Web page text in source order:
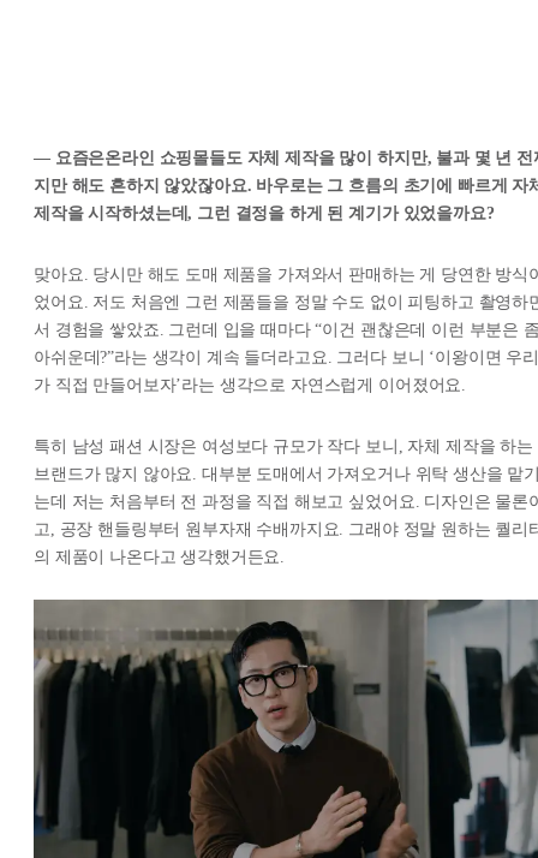
— 요즘은온라인 쇼핑몰들도 자체 제작을 많이 하지만, 불과 몇 년 전
지만 해도 흔하지 않았잖아요. 바우로는 그 흐름의 초기에 빠르게 자
제작을 시작하셨는데, 그런 결정을 하게 된 계기가 있었을까요?
맞아요. 당시만 해도 도매 제품을 가져와서 판매하는 게 당연한 방식
었어요. 저도 처음엔 그런 제품들을 정말 수도 없이 피팅하고 촬영하
서 경험을 쌓았죠. 그런데 입을 때마다 “이건 괜찮은데 이런 부분은
아쉬운데?”라는 생각이 계속 들더라고요. 그러다 보니 ‘이왕이면 우리
가 직접 만들어보자’라는 생각으로 자연스럽게 이어졌어요.
특히 남성 패션 시장은 여성보다 규모가 작다 보니, 자체 제작을 하는
브랜드가 많지 않아요. 대부분 도매에서 가져오거나 위탁 생산을 맡
는데 저는 처음부터 전 과정을 직접 해보고 싶었어요. 디자인은 물론
고, 공장 핸들링부터 원부자재 수배까지요. 그래야 정말 원하는 퀄리
의 제품이 나온다고 생각했거든요.